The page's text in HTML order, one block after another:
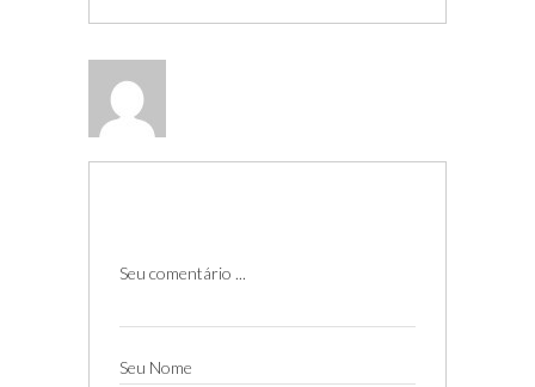
Seu comentário ...
Seu Nome